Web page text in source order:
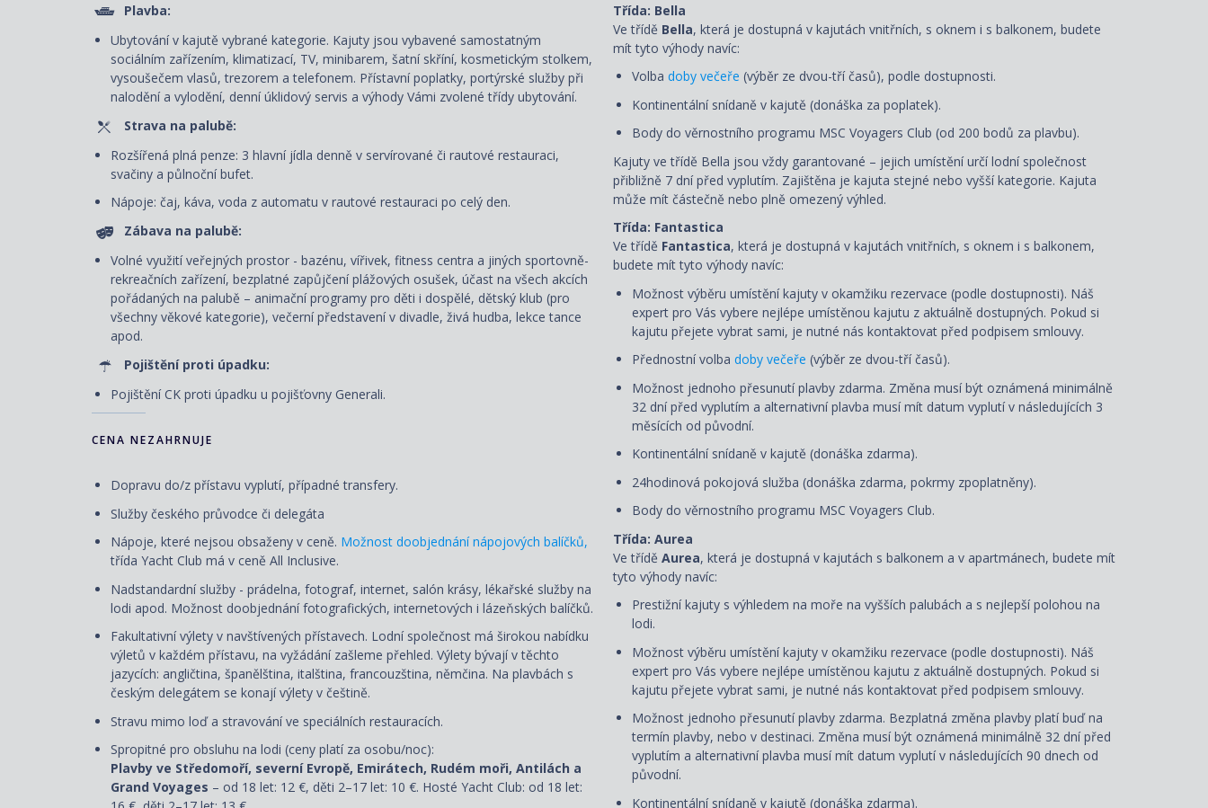
Plavba:
Ubytování v kajutě vybrané kategorie. Kajuty jsou vybavené samostatným
sociálním zařízením, klimatizací, TV, minibarem, šatní skříní, kosmetickým stolkem,
vysoušečem vlasů, trezorem a telefonem. Přístavní poplatky, portýrské služby při
nalodění a vylodění, denní úklidový servis a výhody Vámi zvolené třídy ubytování.
Strava na palubě:
Rozšířená plná penze: 3 hlavní jídla denně v servírované či rautové restauraci,
svačiny a půlnoční bufet.
Nápoje: čaj, káva, voda z automatu v rautové restauraci po celý den.
Zábava na palubě:
Volné využití veřejných prostor - bazénu, vířivek, fitness centra a jiných sportovně-
rekreačních zařízení, bezplatné zapůjčení plážových osušek, účast na všech akcích
pořádaných na palubě – animační programy pro děti i dospělé, dětský klub (pro
všechny věkové kategorie), večerní představení v divadle, živá hudba, lekce tance
apod.
Pojištění proti úpadku:
Pojištění CK proti úpadku u pojišťovny Generali.
CENA NEZAHRNUJE
Dopravu do/z přístavu vyplutí, případné transfery.
Služby českého průvodce či delegáta
Nápoje, které nejsou obsaženy v ceně. Možnost doobjednání nápojových balíčků,
třída Yacht Club má v ceně All Inclusive.
Nadstandardní služby - prádelna, fotograf, internet, salón krásy, lékařské služby na
lodi apod. Možnost doobjednání fotografických, internetových i lázeňských balíčků.
Fakultativní výlety v navštívených přístavech. Lodní společnost má širokou nabídku
výletů v každém přístavu, na vyžádání zašleme přehled. Výlety bývají v těchto
jazycích: angličtina, španělština, italština, francouzština, němčina. Na plavbách s
českým delegátem se konají výlety v češtině.
Stravu mimo loď a stravování ve speciálních restauracích.
Spropitné pro obsluhu na lodi (ceny platí za osobu/noc):
Plavby ve Středomoří, severní Evropě, Emirátech, Rudém moři, Antilách a
Grand Voyages – od 18 let: 12 €, děti 2–17 let: 10 €. Hosté Yacht Club: od 18 let:
Třída: Bella
Ve třídě Bella, která je dostupná v kajutách vnitřních, s oknem i s balkonem, budete
mít tyto výhody navíc:
Volba doby večeře (výběr ze dvou-tří časů), podle dostupnosti.
Kontinentální snídaně v kajutě (donáška za poplatek).
Body do věrnostního programu MSC Voyagers Club (od 200 bodů za plavbu).
Kajuty ve třídě Bella jsou vždy garantované – jejich umístění určí lodní společnost
přibližně 7 dní před vyplutím. Zajištěna je kajuta stejné nebo vyšší kategorie. Kajuta
může mít částečně nebo plně omezený výhled.
Třída: Fantastica
Ve třídě Fantastica, která je dostupná v kajutách vnitřních, s oknem i s balkonem,
budete mít tyto výhody navíc:
Možnost výběru umístění kajuty v okamžiku rezervace (podle dostupnosti). Náš
expert pro Vás vybere nejlépe umístěnou kajutu z aktuálně dostupných. Pokud si
kajutu přejete vybrat sami, je nutné nás kontaktovat před podpisem smlouvy.
Přednostní volba doby večeře (výběr ze dvou-tří časů).
Možnost jednoho přesunutí plavby zdarma. Změna musí být oznámená minimálně
32 dní před vyplutím a alternativní plavba musí mít datum vyplutí v následujících 3
měsících od původní.
Kontinentální snídaně v kajutě (donáška zdarma).
24hodinová pokojová služba (donáška zdarma, pokrmy zpoplatněny).
Body do věrnostního programu MSC Voyagers Club.
Třída: Aurea
Ve třídě Aurea, která je dostupná v kajutách s balkonem a v apartmánech, budete mít
tyto výhody navíc:
Prestižní kajuty s výhledem na moře na vyšších palubách a s nejlepší polohou na
lodi.
Možnost výběru umístění kajuty v okamžiku rezervace (podle dostupnosti). Náš
expert pro Vás vybere nejlépe umístěnou kajutu z aktuálně dostupných. Pokud si
kajutu přejete vybrat sami, je nutné nás kontaktovat před podpisem smlouvy.
Možnost jednoho přesunutí plavby zdarma. Bezplatná změna plavby platí buď na
termín plavby, nebo v destinaci. Změna musí být oznámená minimálně 32 dní před
vyplutím a alternativní plavba musí mít datum vyplutí v následujících 90 dnech od
původní.
Kontinentální snídaně v kajutě (donáška zdarma).